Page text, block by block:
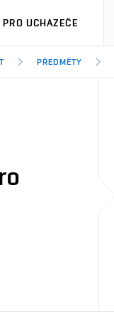
PRO UCHAZEČE
PŘEDMĚTY